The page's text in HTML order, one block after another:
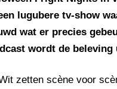
lugubere tv-show
wat er precies
wordt de
zetten scène voor